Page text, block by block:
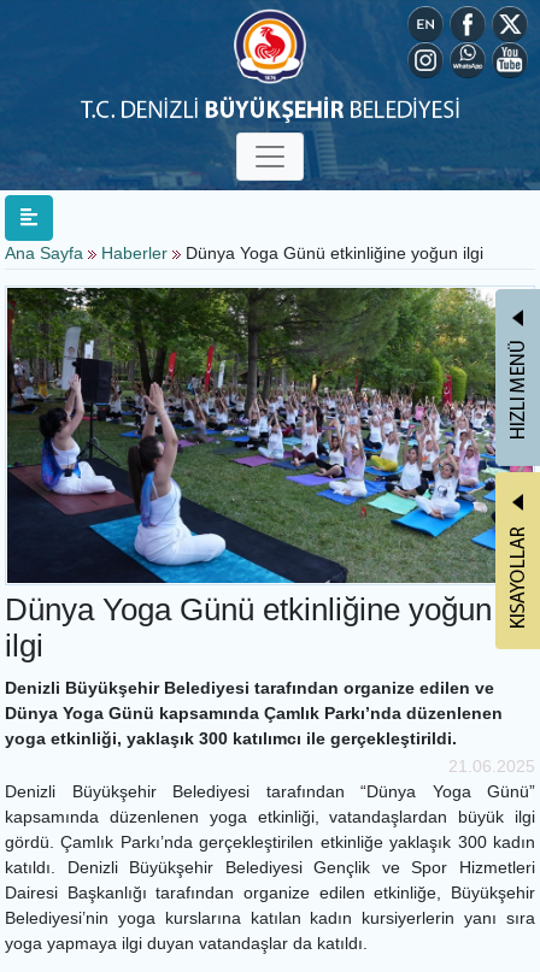
Ana Sayfa Haberler Dünya Yoga Günü etkinliğine yoğun ilgi
Dünya Yoga Günü etkinliğine yoğun
ilgi
Denizli Büyükşehir Belediyesi tarafından organize edilen ve
Dünya Yoga Günü kapsamında Çamlık Parkı’nda düzenlenen
yoga etkinliği, yaklaşık 300 katılımcı ile gerçekleştirildi.
21.06.2025
Denizli Büyükşehir Belediyesi tarafından “Dünya Yoga Günü”
kapsamında düzenlenen yoga etkinliği, vatandaşlardan büyük ilgi
gördü. Çamlık Parkı’nda gerçekleştirilen etkinliğe yaklaşık 300 kadın
katıldı. Denizli Büyükşehir Belediyesi Gençlik ve Spor Hizmetleri
Dairesi Başkanlığı tarafından organize edilen etkinliğe, Büyükşehir
Belediyesi’nin yoga kurslarına katılan kadın kursiyerlerin yanı sıra
yoga yapmaya ilgi duyan vatandaşlar da katıldı.